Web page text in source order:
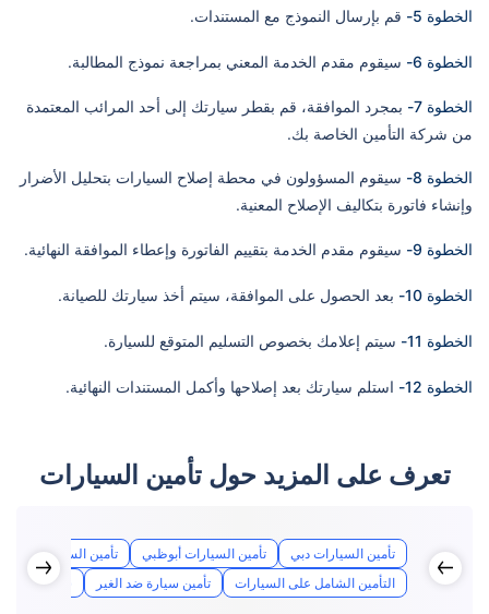
الخطوة 5- قم بإرسال النموذج مع المستندات.
الخطوة 6- سيقوم مقدم الخدمة المعني بمراجعة نموذج المطالبة.
الخطوة 7-
بمجرد الموافقة، قم بقطر سيارتك إلى أحد المرائب المعتمدة
من شركة التأمين الخاصة بك.
الخطوة 8-
سيقوم المسؤولون في محطة إصلاح السيارات بتحليل الأضرار
وإنشاء فاتورة بتكاليف الإصلاح المعنية.
الخطوة 9- سيقوم مقدم الخدمة بتقييم الفاتورة وإعطاء الموافقة النهائية.
الخطوة 10- بعد الحصول على الموافقة، سيتم أخذ سيارتك للصيانة.
الخطوة 11- سيتم إعلامك بخصوص التسليم المتوقع للسيارة.
الخطوة 12- استلم سيارتك بعد إصلاحها وأكمل المستندات النهائية.
تعرف على المزيد حول تأمين السيارات
تأمين السيارات دبي تأمين السيارات أبوظبي
تأمين السيارات
التأمين الشامل على السيارات
تأمين سيارة ضد الغير سعر تأمين